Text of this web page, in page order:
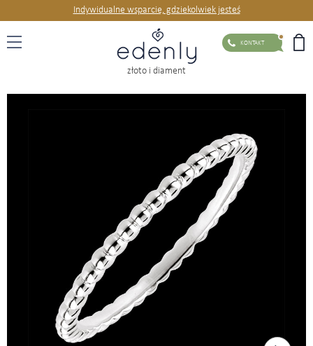
Indywidualne wsparcie, gdziekolwiek jesteś
KONTAKT
złoto i diament